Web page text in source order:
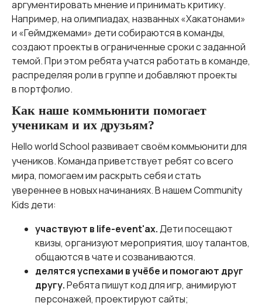
аргументировать мнение и принимать критику.
Например, на олимпиадах, названных «Хакатонами»
и «Геймджемами» дети собираются в команды,
создают проекты в ограниченные сроки с заданной
темой. При этом ребята учатся работать в команде,
распределяя роли в группе и добавляют проекты
в портфолио.
Как наше коммьюнити помогает
ученикам и их друзьям?
Hello world School развивает своём коммьюнити для
учеников. Команда приветствует ребят со всего
мира, помогаем им раскрыть себя и стать
увереннее в новых начинаниях. В нашем Community
Kids дети:
участвуют в life-event'ах.Дети посещают
квизы, организуют мероприятия, шоу талантов,
общаются в чате и созваниваются.
делятся успехами в учёбе и помогают друг
другу.Ребята пишут код для игр, анимируют
персонажей, проектируют сайты;